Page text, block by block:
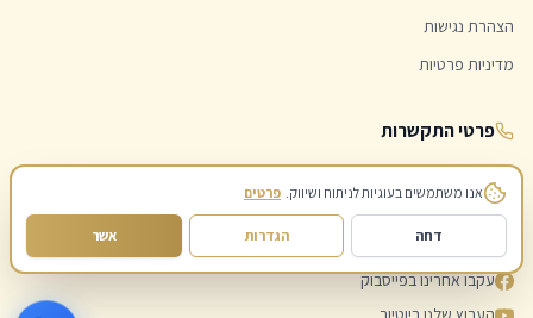
הצהרת נגישות
מדיניות פרטיות
פרטי התקשרות
liat1946@gmail.com
עקבו אחרינו באינסטגרם
עקבו אחרינו בפייסבוק
אנו משתמשים בעוגיות לניתוח ושיווק. פרטים
דחה הגדרות אשר